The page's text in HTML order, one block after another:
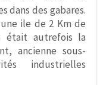
dans des gabares.
ile de 2 Km de
était autrefois la
ancienne sous-
industrielles